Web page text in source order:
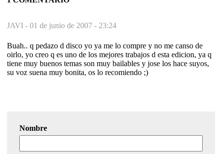
JAVI - 01 de junio de 2007 - 23:24
Buah.. q pedazo d disco yo ya me lo compre y no me canso de
oirlo, yo creo q es uno de los mejores trabajos d esta edicion, ya q
tiene muy buenos temas son muy bailables y jose los hace suyos,
su voz suena muy bonita, os lo recomiendo ;)
Nombre